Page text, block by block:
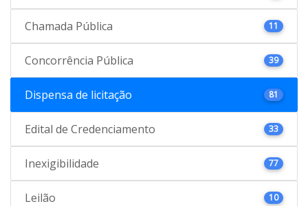
Chamada Pública 11
Concorrência Pública 39
Dispensa de licitação 81
Edital de Credenciamento 33
Inexigibilidade 77
Leilão 10